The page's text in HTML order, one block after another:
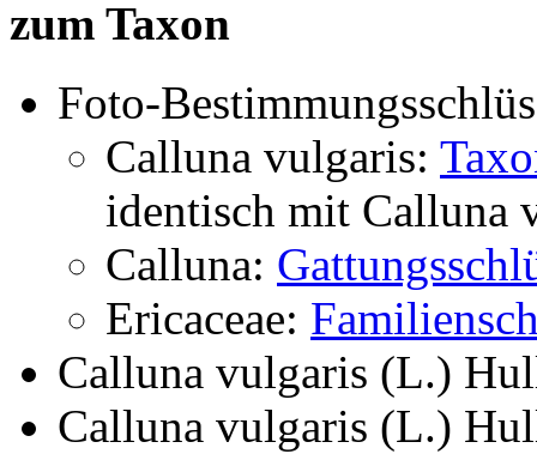
zum Taxon
Foto-
Calluna vulgaris:
identisch mit Calluna
Calluna:
Ericaceae:
Calluna vulgaris (L.)
Calluna vulgaris (L.)